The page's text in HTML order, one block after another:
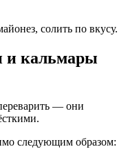
солить по вкусу.
и кальмары
— они
следующим образом: